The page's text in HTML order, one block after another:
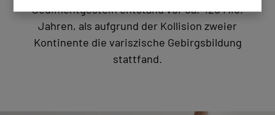
Sedimentgestein entstand vor ca. 420 Mio.
Jahren, als aufgrund der Kollision zweier
Kontinente die variszische Gebirgsbildung
stattfand.